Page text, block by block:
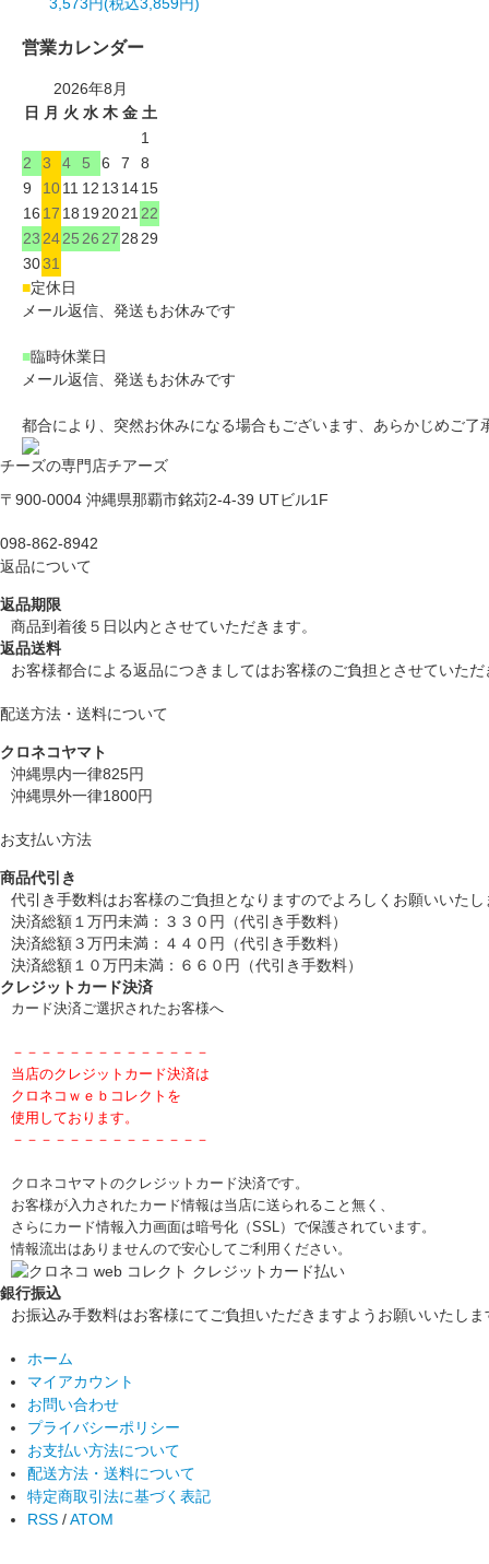
3,573円(税込3,859円)
営業カレンダー
2026年8月
日
月 火 水 木 金 土
1
2
3 4 5 6 7
8
9
10 11 12 13 14 15
16 17 18 19 20 21 22
23 24 25 26 27 28 29
3031
■定休日
メール返信、発送もお休みです
■臨時休業日
メール返信、発送もお休みです
都合により、突然お休みになる場合もございます、あらかじめご了
チーズの専門店チアーズ
〒900-0004 沖縄県那覇市銘苅2-4-39 UTビル1F
098-862-8942
返品について
返品期限
商品到着後５日以内とさせていただきます。
返品送料
お客様都合による返品につきましてはお客様のご負担とさせていた
配送方法・送料について
クロネコヤマト
沖縄県内一律825円
沖縄県外一律1800円
お支払い方法
商品代引き
代引き手数料はお客様のご負担となりますのでよろしくお願いいたし
決済総額１万円未満：３３０円（代引き手数料）
決済総額３万円未満：４４０円（代引き手数料）
決済総額１０万円未満：６６０円（代引き手数料）
クレジットカード決済
カード決済ご選択されたお客様へ
－－－－－－－－－－－－－－
当店のクレジットカード決済は
クロネコｗｅｂコレクトを
使用しております。
－－－－－－－－－－－－－－
クロネコヤマトのクレジットカード決済です。
お客様が入力されたカード情報は当店に送られること無く、
さらにカード情報入力画面は暗号化（SSL）で保護されています。
情報流出はありませんので安心してご利用ください。
銀行振込
お振込み手数料はお客様にてご負担いただきますようお願いいたしま
ホーム
マイアカウント
お問い合わせ
プライバシーポリシー
お支払い方法について
配送方法・送料について
特定商取引法に基づく表記
RSS /ATOM